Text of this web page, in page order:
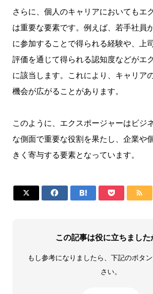
さらに、個人のキャリアにおいてもエ
は重要な要素です。例えば、若手社員
に参加することで得られる経験や、上
評価を通じて得られる認知度などがエ
に該当します。これにより、キャリア
機会が広がることがあります。
このように、エクスポージャーはビジ
な側面で重要な役割を果たし、企業や
きく寄与する要素となっています。
    
この記事は役に立ちました
もし参考になりましたら、下記のボタ
さい。